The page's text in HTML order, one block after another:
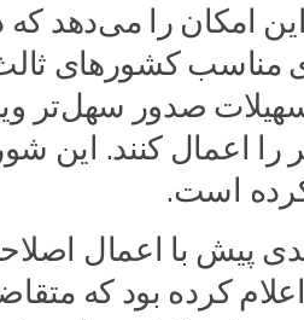
امکان را می‌دهد
مناسب کشورهای
صدور سهل‌تر
اعمال کنند. این
است.
پیش با اعمال
کرده بود که